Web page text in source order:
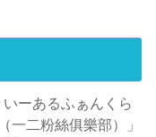
いーあるふぁんくら
一二粉絲俱樂部）」